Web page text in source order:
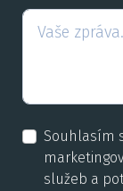
Souhlasím
služeb a